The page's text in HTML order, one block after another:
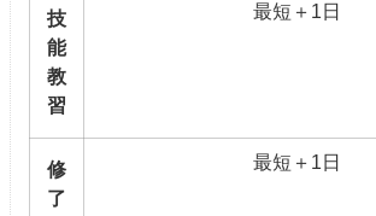
技
能
教
習
最短＋1日
修
了
最短＋1日